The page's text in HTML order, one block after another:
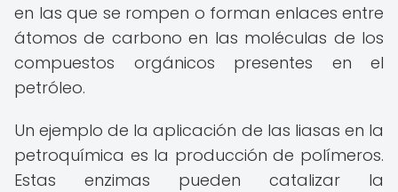
en las que se rompen o forman enlaces entre
átomos de carbono en las moléculas de los
compuestos orgánicos presentes en el
petróleo.
Un ejemplo de la aplicación de las liasas en la
petroquímica es la producción de polímeros.
Estas enzimas pueden catalizar la